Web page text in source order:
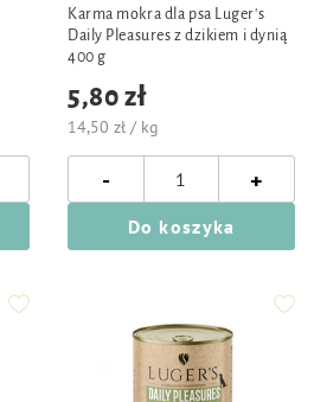
Karma mokra dla psa Luger's
Daily Pleasures z dzikiem i dynią
400 g
5,80 zł
14,50 zł / kg
- +
Do koszyka